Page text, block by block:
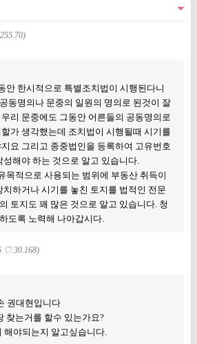
안 한시적으로 특별조치법이 시행된다니
동명의나 문중의 일원의 명의로 된것이 잘
리 문중에도 그동안 어른들의 공동명의로
가 생각했는데 조치법이 시행될때 시기를
요 그리고 종중법인을 등록하여 고유번호
해야 하는 것으로 알고 있습니다.
목적으로 사용되는 범위에 부동산 취득이
하거나 시기를 놓친 토지를 법적인 전문
토지도 꽤 많은 것으로 알고 있습니다. 청
도록 노력해 나아갑시다.
권대현입니다
찾는거를 할수 있는가요?
야되는지 알고싶습니다.